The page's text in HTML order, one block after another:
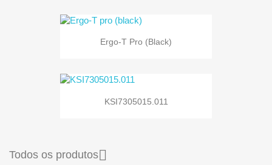
Ergo-T Pro (black)
KSI7305015.011
Todos os produtos